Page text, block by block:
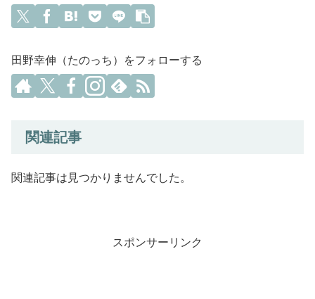
田野幸伸（たのっち）をフォローする
関連記事
関連記事は見つかりませんでした。
スポンサーリンク